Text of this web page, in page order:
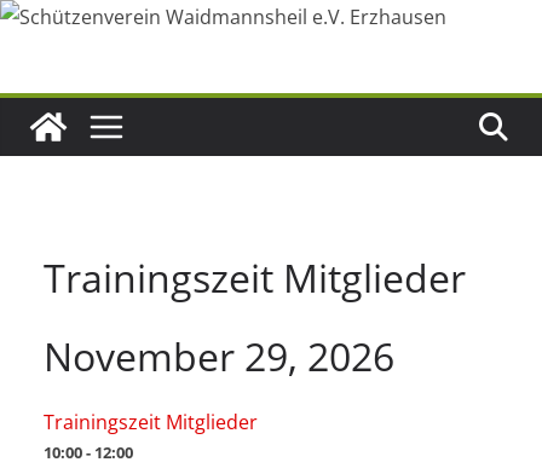
Zum
Trainingszeit Mitglieder
November 29, 2026
Trainingszeit Mitglieder
10:00 - 12:00